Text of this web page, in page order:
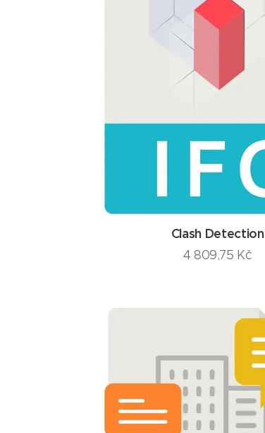
Clash Detection
4 809,75 Kč